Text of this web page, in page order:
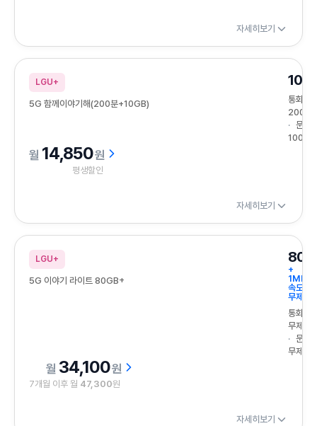
자세히보기
LGU+
5G 함께이야기해(200분+10GB)
통화
200분
문자
100건
14,850원
평생할인
자세히보기
LGU+
5G 이야기 라이트 80GB+
+
1Mbps
속도
무제한
통화
무제한
문자
무제한
34,100원
7개월 이후 월 47,300원
자세히보기